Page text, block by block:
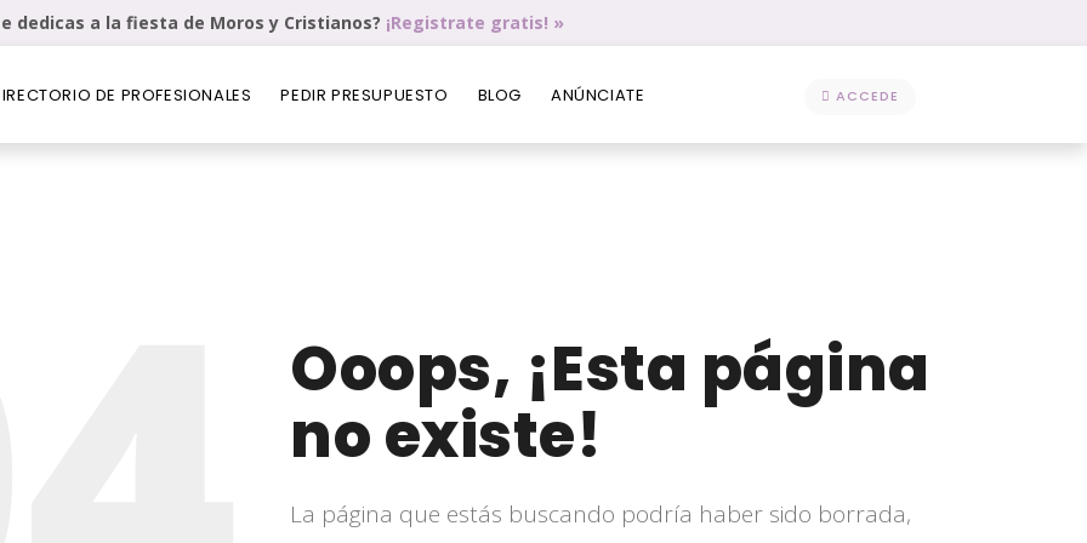
dedicas a la fiesta de Moros y Cristianos? ¡Registrate gratis! »
ACCEDE
DE PROFESIONALES PEDIR PRESUPUESTO BLOG ANÚNCIATE
Ooops, ¡Esta página
no existe!
La página que estás buscando podría haber sido borrada,